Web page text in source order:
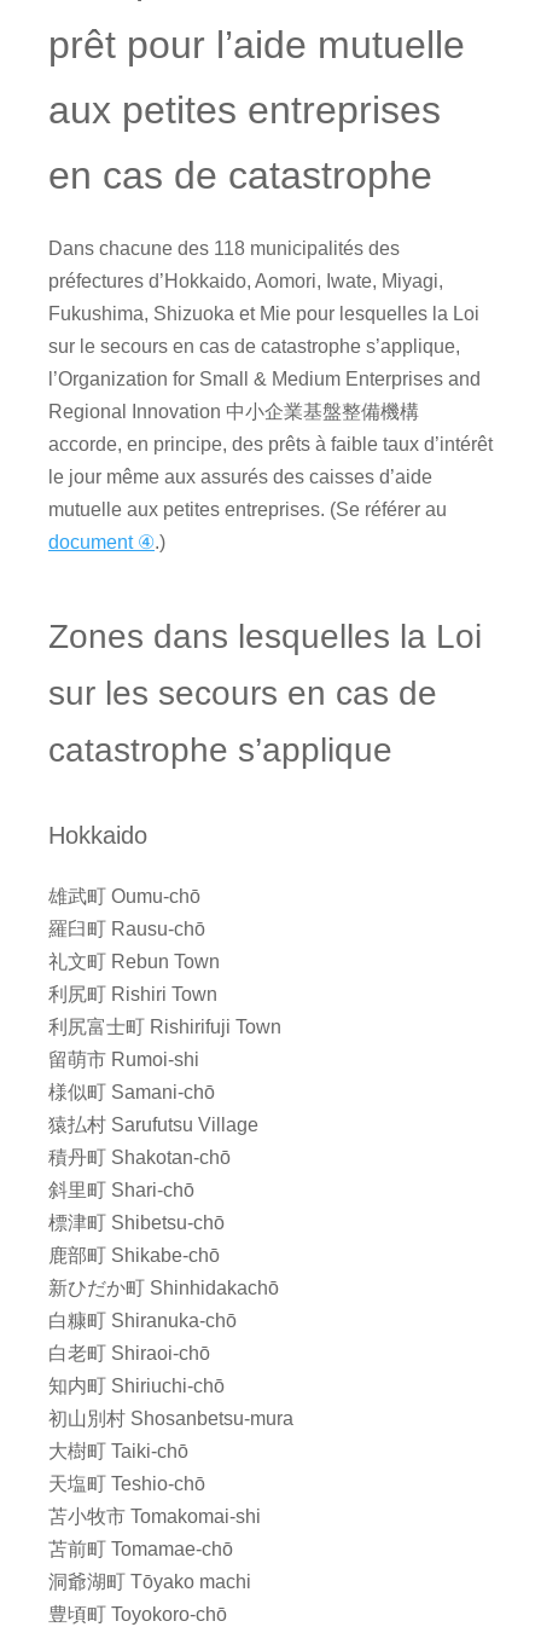
prêt pour l’aide mutuelle
aux petites entreprises
en cas de catastrophe
Dans chacune des 118 municipalités des
préfectures d’Hokkaido, Aomori, Iwate, Miyagi,
Fukushima, Shizuoka et Mie pour lesquelles la Loi
sur le secours en cas de catastrophe s’applique,
l’Organization for Small & Medium Enterprises and
Regional Innovation 中小企業基盤整備機構
accorde, en principe, des prêts à faible taux d’intérêt
le jour même aux assurés des caisses d’aide
mutuelle aux petites entreprises. (Se référer au
document ④.)
Zones dans lesquelles la Loi
sur les secours en cas de
catastrophe s’applique
Hokkaido
雄武町 Oumu-chō
羅臼町 Rausu-chō
礼文町 Rebun Town
利尻町 Rishiri Town
利尻富士町 Rishirifuji Town
留萌市 Rumoi-shi
様似町 Samani-chō
猿払村 Sarufutsu Village
積丹町 Shakotan-chō
斜里町 Shari-chō
標津町 Shibetsu-chō
鹿部町 Shikabe-chō
新ひだか町 Shinhidakachō
白糠町 Shiranuka-chō
白老町 Shiraoi-chō
知内町 Shiriuchi-chō
初山別村 Shosanbetsu-mura
大樹町 Taiki-chō
天塩町 Teshio-chō
苫小牧市 Tomakomai-shi
苫前町 Tomamae-chō
洞爺湖町 Tōyako machi
豊頃町 Toyokoro-chō